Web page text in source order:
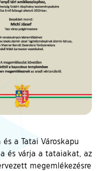
a Tatai Városkapu
és várja a tataiakat, az
megemlékezésre